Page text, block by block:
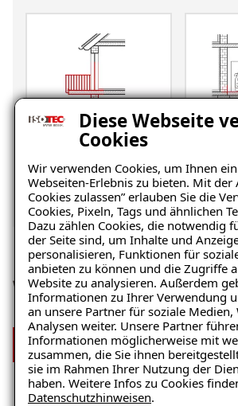
Diese Webseite
Cookies
Wir verwenden Cookies, um Ihnen
Webseiten-Erlebnis zu bieten. Mit der
Cookies zulassen” erlauben Sie die
Cookies, Pixeln, Tags und ähnlichen
Dazu zählen Cookies, die notwendig
der Seite sind, um Inhalte und
personalisieren, Funktionen für
anbieten zu können und die Zugriffe
Website zu analysieren. Außerdem
Informationen zu Ihrer Verwendung
an unsere Partner für soziale
Analysen weiter. Unsere Partner
Informationen möglicherweise mit
zusammen, die Sie ihnen
sie im Rahmen Ihrer Nutzung der
haben. Weitere Infos zu Cookies
Datenschutzhinweisen.
Balkon
Wir sind stolz auf
Mehr über uns